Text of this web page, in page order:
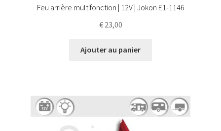
Feu arrière multifonction | 12V | Jokon E1-1146
€23,00
Ajouter au panier